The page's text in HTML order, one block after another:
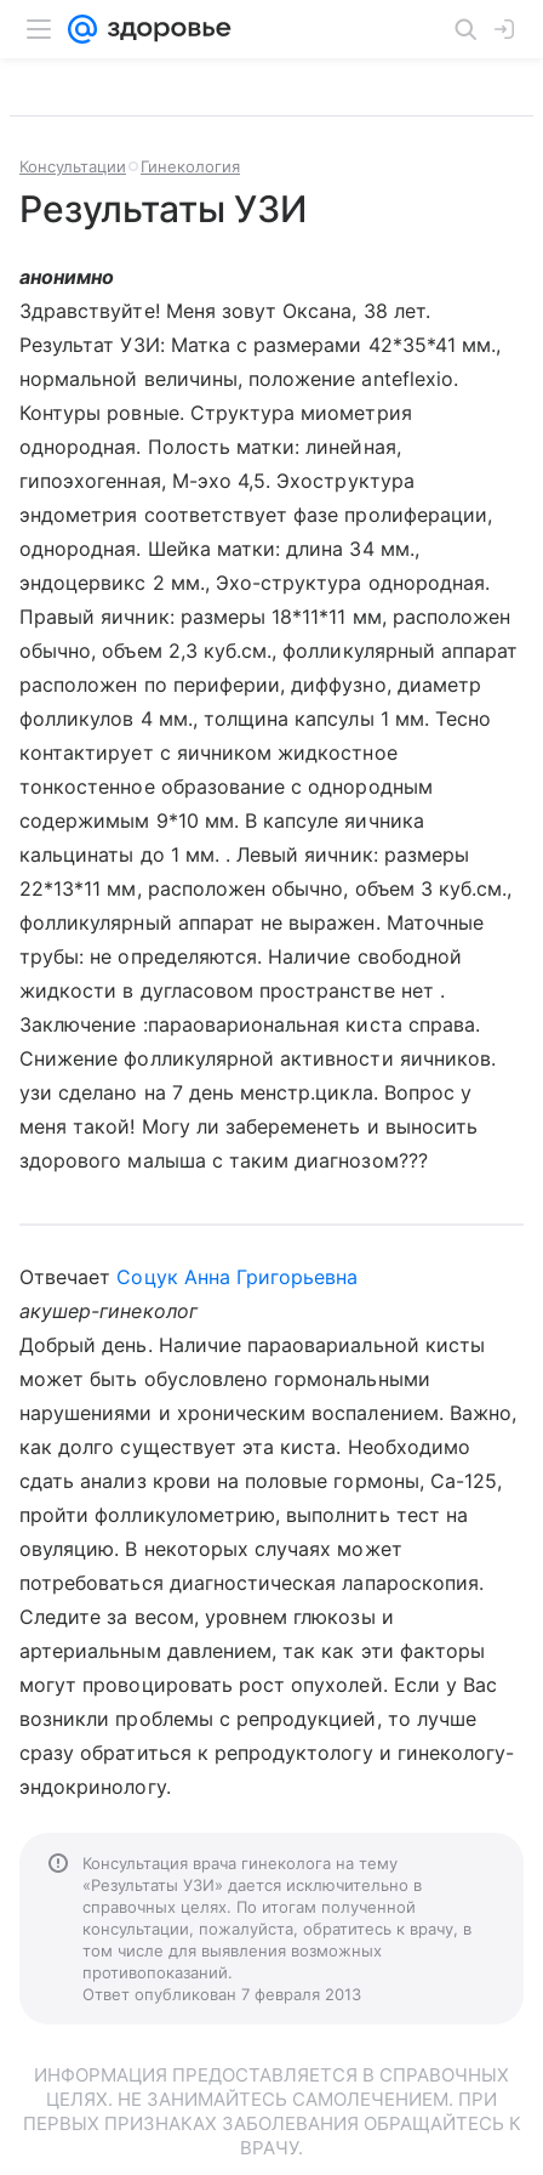
Консультации Гинекология
Результаты УЗИ
анонимно
Здравствуйте! Меня зовут Оксана, 38 лет.
Результат УЗИ: Матка с размерами 42*35*41 мм.,
нормальной величины, положение anteflexio.
Контуры ровные. Структура миометрия
однородная. Полость матки: линейная,
гипоэхогенная, М-эхо 4,5. Эхоструктура
эндометрия соответствует фазе пролиферации,
однородная. Шейка матки: длина 34 мм.,
эндоцервикс 2 мм., Эхо-структура однородная.
Правый яичник: размеры 18*11*11 мм, расположен
обычно, объем 2,3 куб.см., фолликулярный аппарат
расположен по периферии, диффузно, диаметр
фолликулов 4 мм., толщина капсулы 1 мм. Тесно
контактирует с яичником жидкостное
тонкостенное образование с однородным
содержимым 9*10 мм. В капсуле яичника
кальцинаты до 1 мм. . Левый яичник: размеры
22*13*11 мм, расположен обычно, объем 3 куб.см.,
фолликулярный аппарат не выражен. Маточные
трубы: не определяются. Наличие свободной
жидкости в дугласовом пространстве нет .
Заключение :параовариональная киста справа.
Снижение фолликулярной активности яичников.
узи сделано на 7 день менстр.цикла. Вопрос у
меня такой! Могу ли забеременеть и выносить
здорового малыша с таким диагнозом???
Отвечает Соцук Анна Григорьевна
акушер-гинеколог
Добрый день. Наличие параовариальной кисты
может быть обусловлено гормональными
нарушениями и хроническим воспалением. Важно,
как долго существует эта киста. Необходимо
сдать анализ крови на половые гормоны, Са-125,
пройти фолликулометрию, выполнить тест на
овуляцию. В некоторых случаях может
потребоваться диагностическая лапароскопия.
Следите за весом, уровнем глюкозы и
артериальным давлением, так как эти факторы
могут провоцировать рост опухолей. Если у Вас
возникли проблемы с репродукцией, то лучше
сразу обратиться к репродуктологу и гинекологу-
эндокринологу.
Консультация врача гинеколога на тему
«Результаты УЗИ» дается исключительно в
справочных целях. По итогам полученной
консультации, пожалуйста, обратитесь к врачу, в
том числе для выявления возможных
противопоказаний.
Ответ опубликован 7 февраля 2013
ИНФОРМАЦИЯ ПРЕДОСТАВЛЯЕТСЯ В СПРАВОЧНЫХ
ЦЕЛЯХ. НЕ ЗАНИМАЙТЕСЬ САМОЛЕЧЕНИЕМ. ПРИ
ПЕРВЫХ ПРИЗНАКАХ ЗАБОЛЕВАНИЯ ОБРАЩАЙТЕСЬ К
ВРАЧУ.